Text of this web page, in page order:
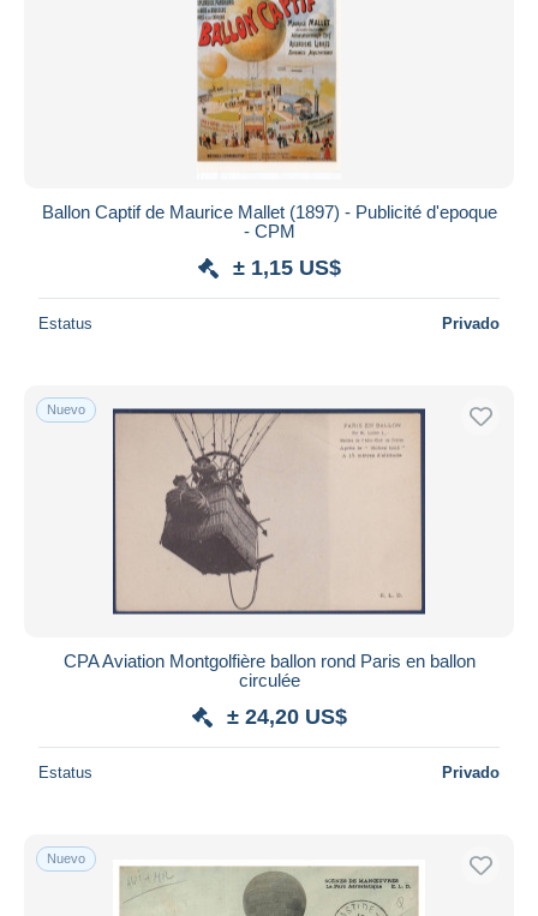
Ballon Captif de Maurice Mallet (1897) - Publicité d'epoque
- CPM
± 1,15 US$
Estatus Privado
Nuevo
CPA Aviation Montgolfière ballon rond Paris en ballon
circulée
± 24,20 US$
Estatus Privado
Nuevo